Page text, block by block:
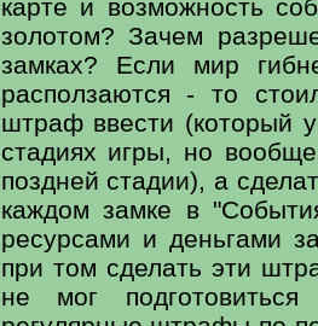
карте и возможность
золотом? Зачем
замках? Если мир
расползаются - то
штраф ввести (который
стадиях игры, но
поздней стадии), а
каждом замке в
ресурсами и деньгами
при том сделать эти
не мог